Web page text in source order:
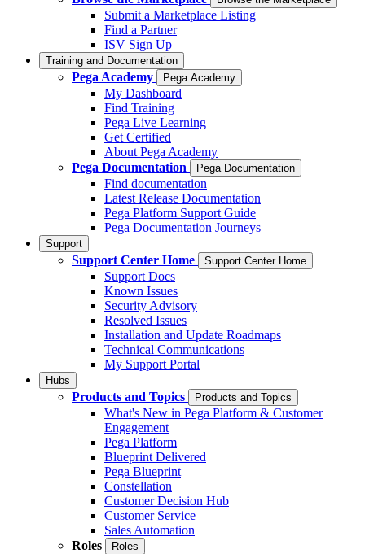
Submit a Marketplace Listing
Find a Partner
ISV Sign Up
Training and Documentation
Pega Academy Pega Academy
My Dashboard
Find Training
Pega Live Learning
Get Certified
About Pega Academy
Pega Documentation
Pega Documentation
Find documentation
Latest Release Documentation
Pega Platform Support Guide
Pega Documentation Journeys
Support
Support Center Home Support Center Home
Support Docs
Known Issues
Security Advisory
Resolved Issues
Installation and Update Roadmaps
Technical Communications
My Support Portal
Hubs
Products and Topics Products and Topics
What's New in Pega Platform & Customer
Engagement
Pega Platform
Blueprint Delivered
Pega Blueprint
Constellation
Customer Decision Hub
Customer Service
Sales Automation
Roles
Roles